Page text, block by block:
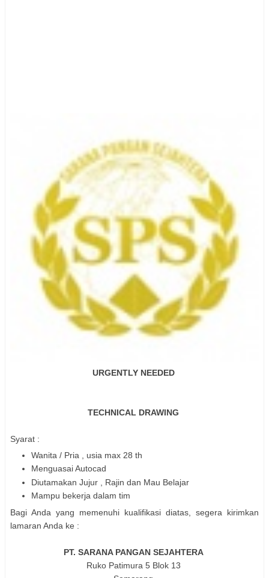
URGENTLY NEEDED
TECHNICAL DRAWING
Syarat :
Wanita / Pria , usia max 28 th
Menguasai Autocad
Diutamakan Jujur , Rajin dan Mau Belajar
Mampu bekerja dalam tim
Bagi Anda yang memenuhi kualifikasi diatas, segera kirimkan
lamaran Anda ke :
PT. SARANA PANGAN SEJAHTERA
Ruko Patimura 5 Blok 13